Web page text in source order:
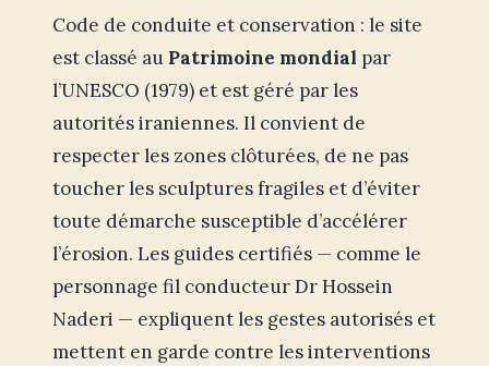
Code de conduite et conservation : le site
est classé au Patrimoine mondial par
l’UNESCO (1979) et est géré par les
autorités iraniennes. Il convient de
respecter les zones clôturées, de ne pas
toucher les sculptures fragiles et d’éviter
toute démarche susceptible d’accélérer
l’érosion. Les guides certifiés — comme le
personnage fil conducteur Dr Hossein
Naderi — expliquent les gestes autorisés et
mettent en garde contre les interventions